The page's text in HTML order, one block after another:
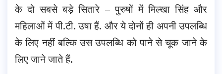
के दो सबसे बड़े सितारे – पुरुषों में मिल्खा सिंह और
महिलाओं में पी.टी. उषा हैं. और ये दोनों ही अपनी उपलब्धि
के लिए नहीं बल्कि उस उपलब्धि को पाने से चूक जाने के
लिए जाने जाते हैं.